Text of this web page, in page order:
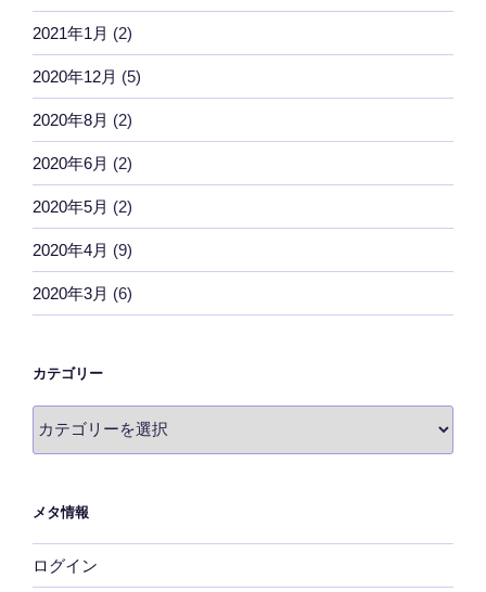
2021年1月 (2)
2020年12月 (5)
2020年8月 (2)
2020年6月 (2)
2020年5月 (2)
2020年4月 (9)
2020年3月 (6)
カテゴリー
テ
ー
メタ情報
ログイン